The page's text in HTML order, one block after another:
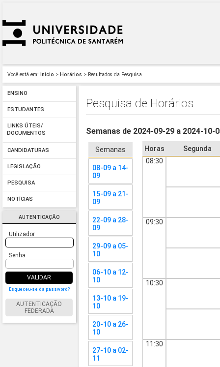
Você está em: Início > Horários > Resultados da Pesquisa
ENSINO
ESTUDANTES
LINKS ÚTEIS/
DOCUMENTOS
CANDIDATURAS
LEGISLAÇÃO
PESQUISA
NOTÍCIAS
AUTENTICAÇÃO
Utilizador
Senha
VALIDAR
Esqueceu-se da password?
AUTENTICAÇÃO
FEDERADA
Pesquisa de Horários
Semanas de 2024-09-29 a 2024-10-
Semanas
08-09 a 14-
09
15-09 a 21-
09
22-09 a 28-
09
29-09 a 05-
10
06-10 a 12-
10
13-10 a 19-
10
20-10 a 26-
10
27-10 a 02-
11
Horas
Segunda
08:30
09:30
10:30
11:30